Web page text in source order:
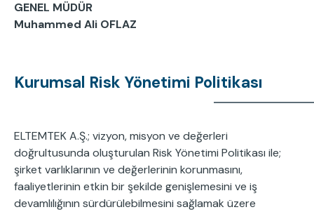
GENEL MÜDÜR
Muhammed Ali OFLAZ
Kurumsal Risk Yönetimi Politikası
ELTEMTEK A.Ş.; vizyon, misyon ve değerleri
doğrultusunda oluşturulan Risk Yönetimi Politikası ile;
şirket varlıklarının ve değerlerinin korunmasını,
faaliyetlerinin etkin bir şekilde genişlemesini ve iş
devamlılığının sürdürülebilmesini sağlamak üzere